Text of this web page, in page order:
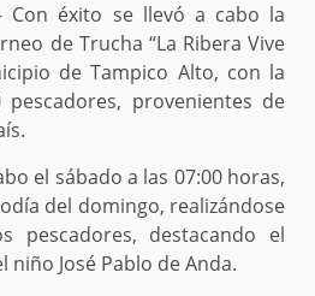
Con éxito se llevó a cabo la
de Trucha “La Ribera Vive
de Tampico Alto, con la
provenientes de
el sábado a las 07:00 horas,
del domingo, realizándose
pescadores, destacando el
niño José Pablo de Anda.